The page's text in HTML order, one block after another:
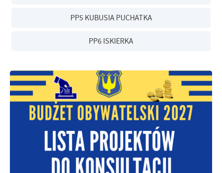
PP5 KUBUSIA PUCHATKA
PP6 ISKIERKA